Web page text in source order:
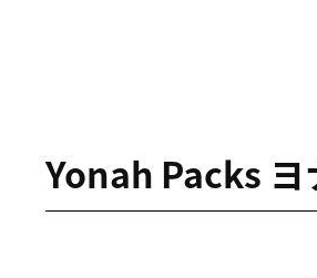
Yonah Packs ヨ